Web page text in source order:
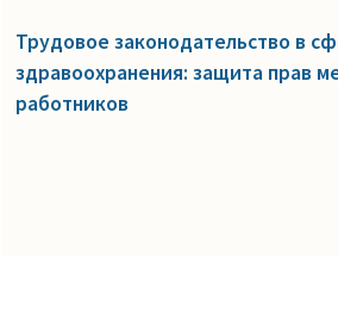
Трудовое законодательство в
здравоохранения: защита прав
работников